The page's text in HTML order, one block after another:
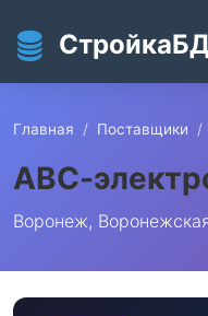
Главная Поставщики
АВС-
Воронеж,